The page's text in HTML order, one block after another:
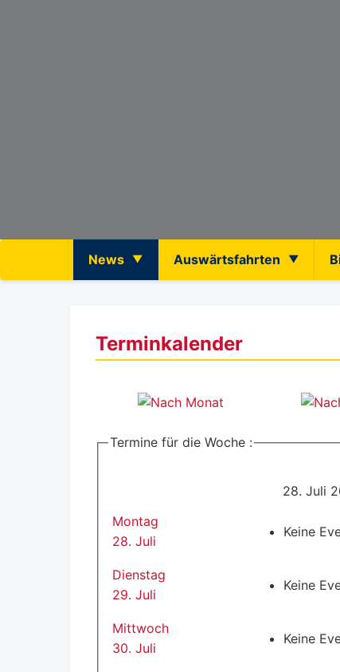
News Auswärtsfahrten
Terminkalender
Termine für die Woche :
28. Juli
Montag
28. Juli
Keine
Dienstag
29. Juli
Keine
Mittwoch
30. Juli
Keine